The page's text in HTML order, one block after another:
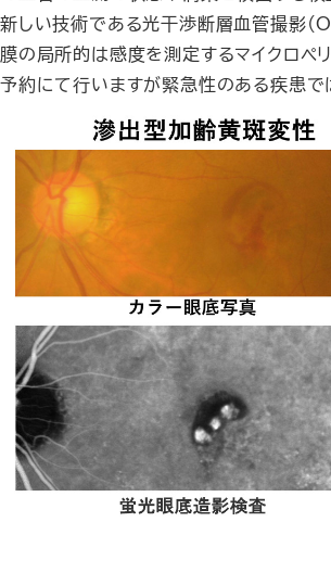
新しい技術である光干渉断層血管撮影
膜の局所的は感度を測定するマイクロペ
予約にて行いますが緊急性のある疾患で